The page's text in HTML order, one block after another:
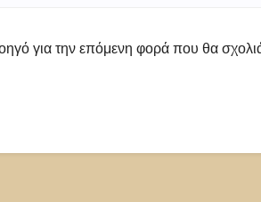
για την επόμενη φορά που θα